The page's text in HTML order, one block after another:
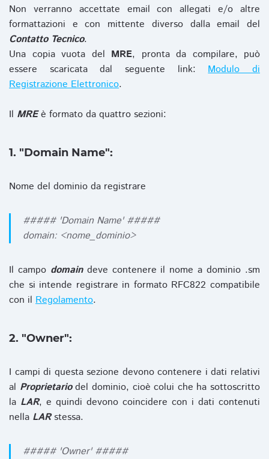
Non verranno accettate email con allegati e/o altre
formattazioni e con mittente diverso dalla email del
Contatto Tecnico.
Una copia vuota del MRE, pronta da compilare, può
essere scaricata dal seguente link:Modulo di
Registrazione Elettronico.
Il MREè formato da quattro sezioni:
1. "Domain Name":
Nome del dominio da registrare
##### 'Domain Name' #####
domain: <nome_dominio>
Il campo domaindeve contenere il nome a dominio .sm
che si intende registrare in formato RFC822 compatibile
con il Regolamento.
2. "Owner":
I campi di questa sezione devono contenere i dati relativi
al Proprietariodel dominio, cioè colui che ha sottoscritto
la LAR, e quindi devono coincidere con i dati contenuti
nella LARstessa.
##### 'Owner' #####